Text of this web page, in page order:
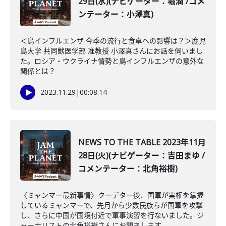
ンテーター：小澤真)
＜鳥インフルエンザ 今季の流行と食卓への影響は？＞鹿児
島大学 共同獣医学部 准教授 小澤真さんにお話を伺いまし
た。ロシア・ウクライナ情勢と鳥インフルエンザの意外な
関係とは？
2023.11.29 |00:08:14
NEWS TO THE TABLE 2023年11月
28日(火)(ナビゲーター：吉田まゆ /
コメンテーター：北角裕樹)
〈ミャンマー最新事情〉クーデター後、国軍が実権を掌握
しているミャンマーで、先月から少数民族らが国軍を攻撃
し、さらに中国が国境付近で軍事演習を行ないました。ジ